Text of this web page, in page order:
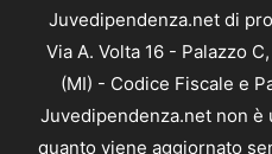
Juvedipendenza.net di
Via A. Volta 16 - Palazzo
(MI) - Codice Fiscale e
Juvedipendenza.net non è
quanto viene aggiornato